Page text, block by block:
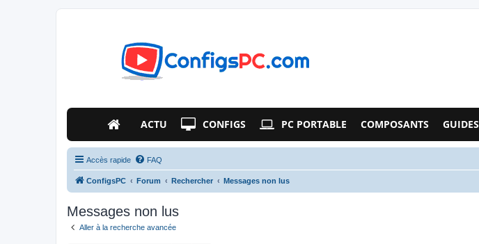
ACTU CONFIGS PC PORTABLE COMPOSANTS GUIDES
Accès rapide FAQ
ConfigsPC Forum Rechercher Messages non lus
Messages non lus
Aller à la recherche avancée